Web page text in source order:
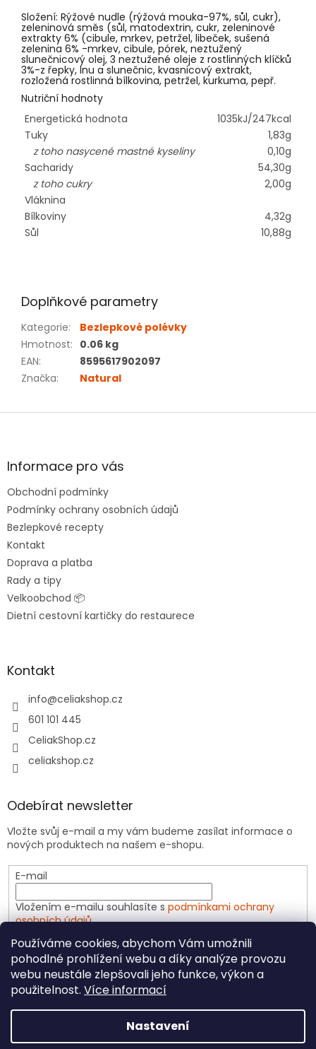
Používáme cookies, abychom Vám umožnili
pohodlné prohlížení webu a díky analýze provozu
webu neustále zlepšovali jeho funkce, výkon a
použitelnost. Více informací
Nastavení
Složení: Rýžové nudle (rýžová mouka-97%, sůl, cukr),
zeleninová směs (sůl, matodextrin, cukr, zeleninové
extrakty 6% (cibule, mrkev, petržel, libeček, sušená
zelenina 6% -mrkev, cibule, pórek, neztužený
slunečnicový olej, 3 neztužené oleje z rostlinných klíčků
3%-z řepky, lnu a slunečnic, kvasnicový extrakt,
rozložená rostlinná bílkovina, petržel, kurkuma, pepř.
Nutriční hodnoty
Energetická hodnota
1035kJ/247kcal
Tuky
1,83g
z toho nasycené mastné kyseliny
0,10g
Sacharidy
54,30g
z toho cukry
2,00g
Vláknina
Bílkoviny
4,32g
Sůl
10,88g
Doplňkové parametry
Kategorie:
Bezlepkové polévky
Hmotnost: 0.06 kg
EAN:
8595617902097
Značka: Natural
Z
aInformace pro vás
Obchodní podmínky
Podmínky ochrany osobních údajů
Bezlepkové recepty
Kontakt
Doprava a platba
Rady a tipy
Velkoobchod 📦
Dietní cestovní kartičky do restaurece
Kontakt
info@celiakshop.cz
601 101 445
CeliakShop.cz
celiakshop.cz
Odebírat newsletter
Vložte svůj e-mail a my vám budeme zasílat informace o
nových produktech na našem e-shopu.
E-mail
Vložením e-mailu souhlasíte s podmínkami ochrany
osobních údajů
PŘIHLÁSIT SE